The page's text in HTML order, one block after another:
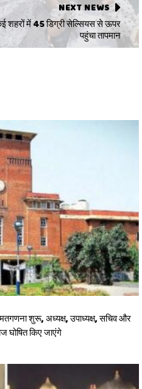
NEXT NEWS
शहरों में 45 डिग्री सेल्सियस से ऊपर
पहुंचा तापमान
शुरू, अध्यक्ष, उपाध्यक्ष, सचिव और
घोषित किए जाएंगे